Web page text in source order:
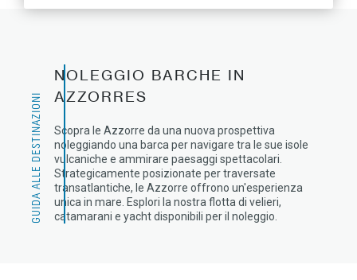
GUIDA ALLE DESTINAZIONI
NOLEGGIO BARCHE IN
AZZORRES
Scopra le Azzorre da una nuova prospettiva
noleggiando una barca per navigare tra le sue isole
vulcaniche e ammirare paesaggi spettacolari.
Strategicamente posizionate per traversate
transatlantiche, le Azzorre offrono un'esperienza
unica in mare. Esplori la nostra flotta di velieri,
catamarani e yacht disponibili per il noleggio.